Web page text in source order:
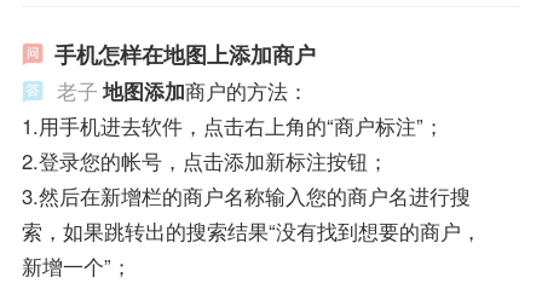
手机怎样在地图上添加商户
老子 地图添加商户的方法：
1.用手机进去软件，点击右上角的“商户标注”；
2.登录您的帐号，点击添加新标注按钮；
3.然后在新增栏的商户名称输入您的商户名进行搜
索，如果跳转出的搜索结果“没有找到想要的商户，
新增一个”；